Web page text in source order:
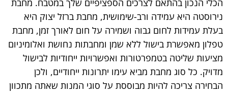
נירוסטה היא עמידה ורב-שימושית, מחבת ברזל יצוק היא
בעלת עמידות לחום גבוה ושמירה על חום לאורך זמן, מחבת
טפלון מאפשרת בישול ללא שמן ומחבתות נחושת ואלומיניום
מציעות שליטה בטמפרטורות ואפשרויות ייחודיות לבישול
מדויק. כל סוג מחבת מביא עימו יתרונות ייחודיים, ולכן
הבחירה צריכה להיות מבוססת על סוגי המנות שאתה מתכוון